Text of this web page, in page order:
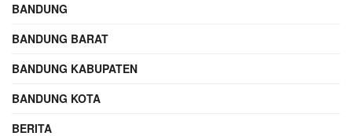
BANDUNG
BANDUNG BARAT
BANDUNG KABUPATEN
BANDUNG KOTA
BERITA